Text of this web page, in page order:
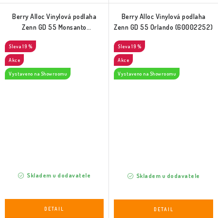
Berry Alloc Vinylová podlaha
Zenn GD 55 Monsanto
19 %
Akce
Vystaveno na Showroomu
Skladem u dodavatele
Berry Alloc Vinylová podlaha
Zenn GD 55 Orlando (60002252)
19 %
Akce
Vystaveno na Showroomu
Skladem u dodavatele